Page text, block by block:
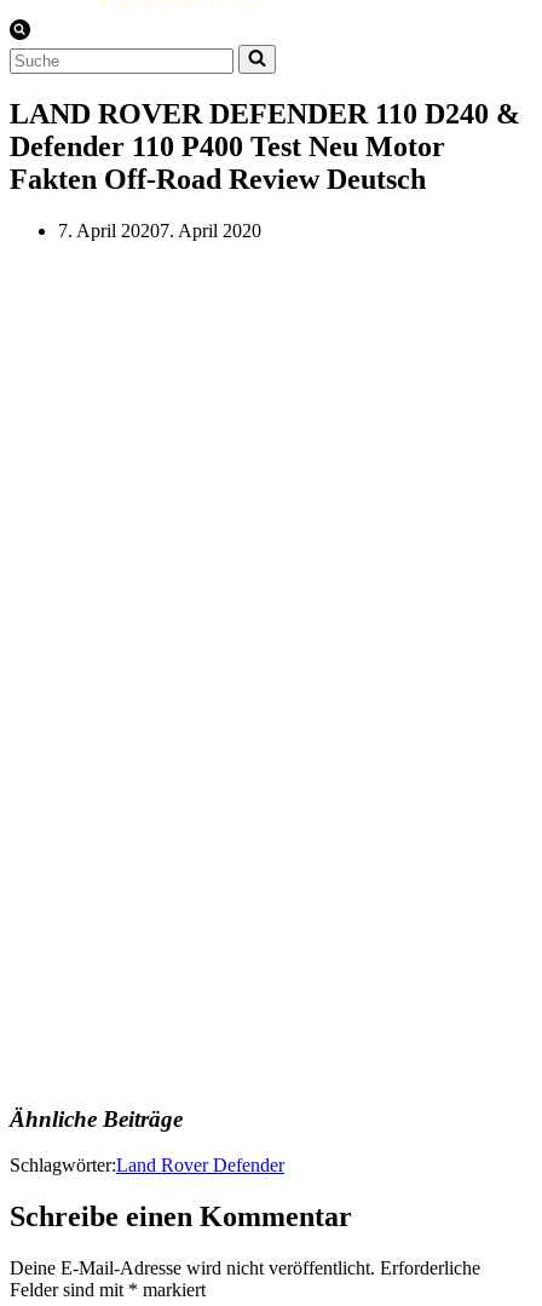
Suchen
nach …
LAND ROVER DEFENDER 110 D240 &
Defender 110 P400 Test Neu Motor
Fakten Off-Road Review Deutsch
7. April 20207. April 2020
Ähnliche Beiträge
Schlagwörter:Land Rover Defender
Schreibe einen Kommentar
Deine E-Mail-Adresse wird nicht veröffentlicht. Erforderliche
Felder sind mit * markiert